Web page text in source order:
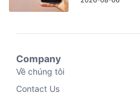
Company
Về chúng tôi
Contact Us